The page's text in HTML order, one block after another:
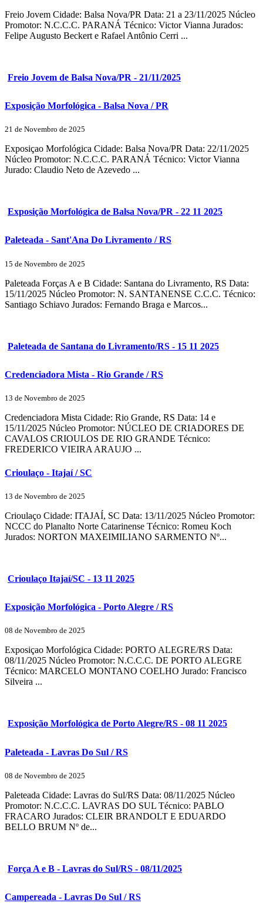
Freio Jovem Cidade: Balsa Nova/PR Data: 21 a 23/11/2025 Núcleo
Promotor: N.C.C.C. PARANÁ Técnico: Victor Vianna Jurados:
Felipe Augusto Beckert e Rafael Antônio Cerri ...
Freio Jovem de Balsa Nova/PR - 21/11/2025
Exposição Morfológica - Balsa Nova / PR
21 de Novembro de 2025
Exposiçao Morfológica Cidade: Balsa Nova/PR Data: 22/11/2025
Núcleo Promotor: N.C.C.C. PARANÁ Técnico: Victor Vianna
Jurado: Claudio Neto de Azevedo ...
Exposição Morfológica de Balsa Nova/PR - 22 11 2025
Paleteada - Sant'Ana Do Livramento / RS
15 de Novembro de 2025
Paleteada Forças A e B Cidade: Santana do Livramento, RS Data:
15/11/2025 Núcleo Promotor: N. SANTANENSE C.C.C. Técnico:
Santiago Schiavo Jurados: Fernando Braga e Marcos...
Paleteada de Santana do Livramento/RS - 15 11 2025
Credenciadora Mista - Rio Grande / RS
13 de Novembro de 2025
Credenciadora Mista Cidade: Rio Grande, RS Data: 14 e
15/11/2025 Núcleo Promotor: NÚCLEO DE CRIADORES DE
CAVALOS CRIOULOS DE RIO GRANDE Técnico:
FREDERICO VIEIRA ARAUJO ...
Crioulaço - Itajaí / SC
13 de Novembro de 2025
Crioulaço Cidade: ITAJAÍ, SC Data: 13/11/2025 Núcleo Promotor:
NCCC do Planalto Norte Catarinense Técnico: Romeu Koch
Jurados: NORTON MAXEIMILIANO SARMENTO Nº...
Crioulaço Itajaí/SC - 13 11 2025
Exposição Morfológica - Porto Alegre / RS
08 de Novembro de 2025
Exposiçao Morfológica Cidade: PORTO ALEGRE/RS Data:
08/11/2025 Núcleo Promotor: N.C.C.C. DE PORTO ALEGRE
Técnico: MARCELO MONTANO COELHO Jurado: Francisco
Silveira ...
Exposição Morfológica de Porto Alegre/RS - 08 11 2025
Paleteada - Lavras Do Sul / RS
08 de Novembro de 2025
Paleteada Cidade: Lavras do Sul/RS Data: 08/11/2025 Núcleo
Promotor: N.C.C.C. LAVRAS DO SUL Técnico: PABLO
FRACARO Jurados: CLEIR BRANDOLT E EDUARDO
BELLO BRUM Nº de...
Força A e B - Lavras do Sul/RS - 08/11/2025
Campereada - Lavras Do Sul / RS